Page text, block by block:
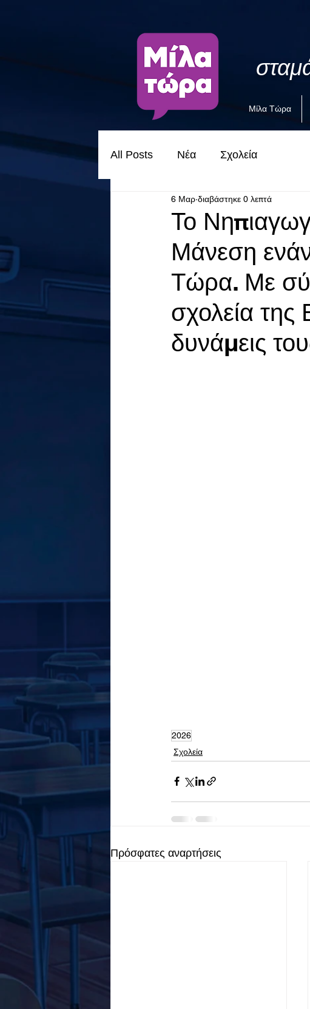
Μίλα Τώρα
All Posts Νέα Σχολεία
Το
Μάνεση
Τώρα. Με
σχολεία της
δυνάμεις
6 Μαρ διαβάστηκε 0 λεπτά
2026
Σχολεία
Πρόσφατες αναρτήσεις